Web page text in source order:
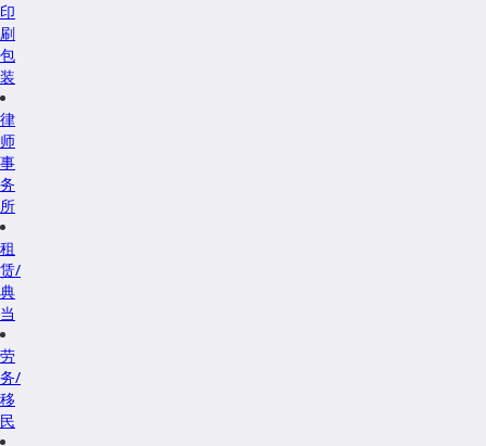
印
刷
包
装
律
师
事
务
所
租
赁/
典
当
劳
务/
移
民